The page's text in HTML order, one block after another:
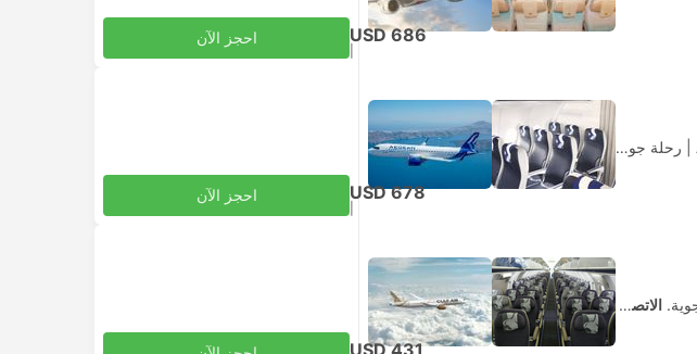
USD 686 احجز الآن
رحلة جوية #A33413 |الاقتصاد
USD 678 احجز الآن
الاتصال الذاتي
USD 431